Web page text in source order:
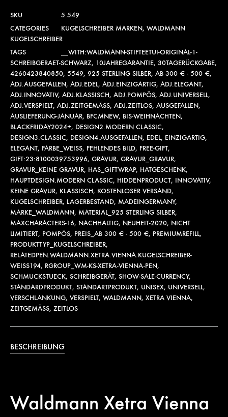
SKU
5.549
CATEGORIES
KUGELSCHREIBER MARKEN, WALDMANN
KUGELSCHREIBER
TAGS
__WITH:WALDMANN-STIFTEETUI-ORIGINAL-1-
SCHREIBGERAET-SCHWARZ, 10JAHREGARANTIE, 30TAGERÜCKGABE,
4260423840850, 5549, 925 STERLING SILBER, AB 300 € - 500 €,
ADJ.AUSGEFALLEN, ADJ.EDEL, ADJ.EINZIGARTIG, ADJ.ELEGANT,
ADJ.INNOVATIV, ADJ.KLASSISCH, ADJ.POMPÖS, ADJ.UNIVERSELL,
ADJ.VERSPIELT, ADJ.ZEITGEMÄSS , ADJ.ZEITLOS, AUSGEFALLEN,
AUSLIEFERUNG-JANUAR, BFCMNEW, BIS-WEIHNACHTEN,
BLACKFRIDAY2024+, DESIGN2.MODERN CLASSIC,
DESIGN3.CLASSIC, DESIGN4.AUSGEFALLEN, EDEL, EINZIGARTIG,
ELEGANT, FARBE_WEISS, FEHLENDES BILD, FREE-GIFT,
GIFT:23:8100039753996, GRAVUR, GRAVUR_GRAVUR,
GRAVUR_KEINE GRAVUR, HAS_GIFTWRAP, HATGESCHENK,
HAUPTDESIGN.MODERN CLASSIC, HIDDENPRODUCT, INNOVATIV,
KEINE GRAVUR, KLASSISCH, KOSTENLOSER VERSAND,
KUGELSCHREIBER, LAGERBESTAND, MADEINGERMANY,
MARKE_WALDMANN, MATERIAL_925 STERLING SILBER,
MAXCHARACTERS-16, NACHHALTIG, NEUHEIT-2020, NICHT
LIMITIERT, POMPÖS, PREIS_AB 300 € - 500 €, PREMIUMREFILL,
PRODUKTTYP_KUGELSCHREIBER,
RELATEDPEN.WALDMANN.XETRA.VIENNA.KUGELSCHREIBER-
WEISS194 , RGROUP_WM-KS-XETRA-VIENNA-PEN,
SCHMUCKSTUECK, SCHREIBGERÄT, SHOW-SALE-CURRENCY,
STANDARDPRODUKT, STANDARTPRODUKT, UNISEX, UNIVERSELL,
VERSCHLANKUNG, VERSPIELT, WALDMANN, XETRA VIENNA,
ZEITGEMÄSS , ZEITLOS
BESCHREIBUNG
Waldmann Xetra Vienna